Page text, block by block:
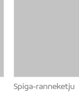
Spiga-ranneketju